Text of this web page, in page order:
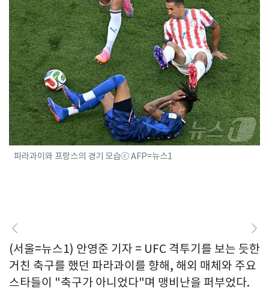
파라과이와 프랑스의 경기 모습ⓒ AFP=뉴스1
(서울=뉴스1) 안영준 기자 = UFC 격투기를 보는 듯한
거친 축구를 했던 파라과이를 향해, 해외 매체와 주요
스타들이 "축구가 아니었다"며 맹비난을 퍼부었다.